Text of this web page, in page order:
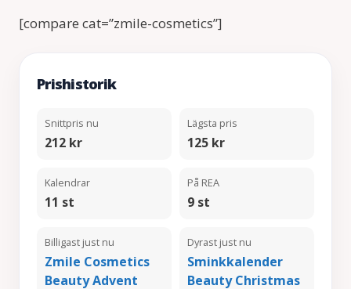
[compare cat=”zmile-cosmetics”]
Prishistorik
Snittpris nu
212 kr
Lägsta pris
125 kr
Kalendrar
11 st
På REA
9 st
Billigast just nu
Zmile Cosmetics
Beauty Advent
Dyrast just nu
Sminkkalender
Beauty Christmas